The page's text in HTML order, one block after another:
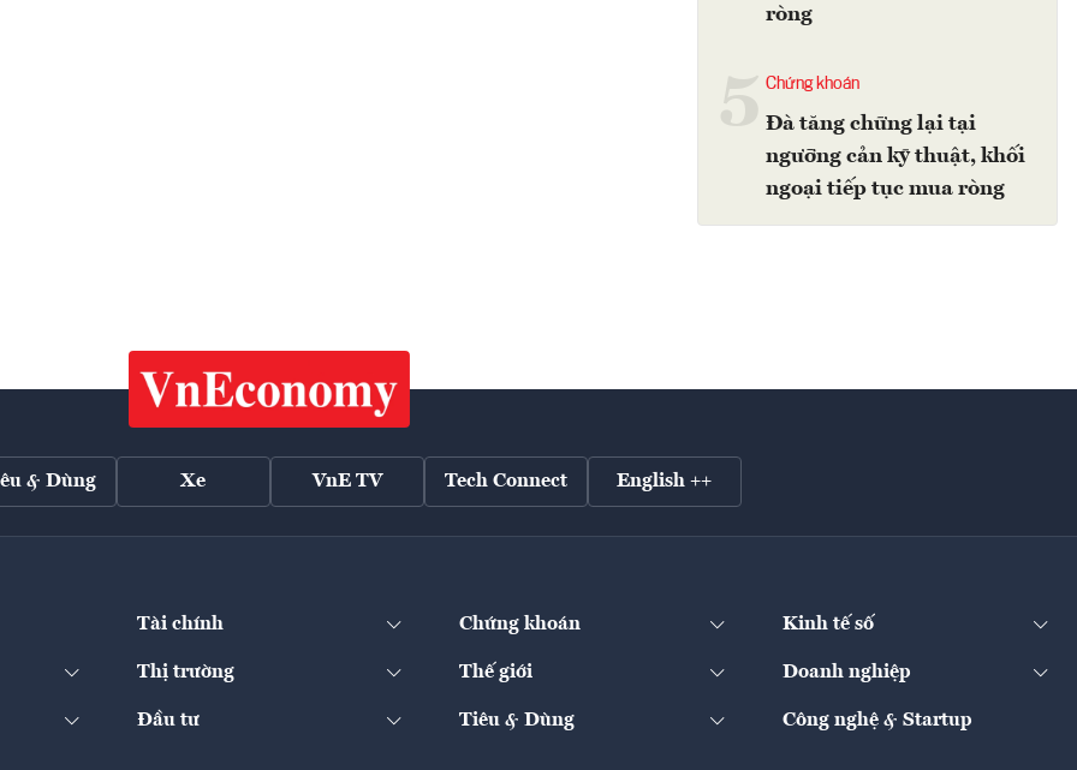
ròng
Chứng khoán
Đà tăng chững lại tại
ngưỡng cản kỹ thuật, khối
ngoại tiếp tục mua ròng
& Dùng Xe VnE TV Tech Connect English ++
Tài chính Chứng khoán Kinh tế số
Thị trường Thế giới Doanh nghiệp
Đầu tư Tiêu & Dùng Công nghệ & Startup